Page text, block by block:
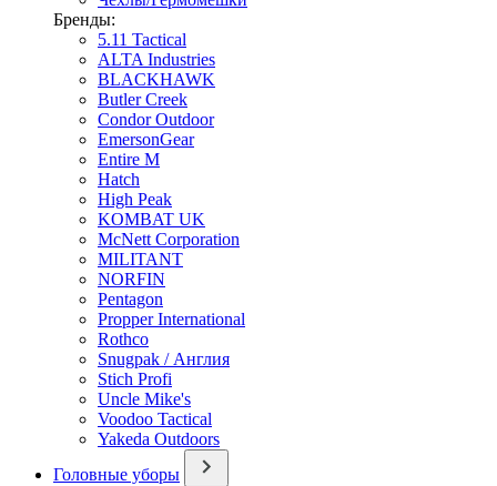
Бренды:
5.11 Tactical
ALTA Industries
BLACKHAWK
Butler Creek
Condor Outdoor
EmersonGear
Entire M
Hatch
High Peak
KOMBAT UK
McNett Corporation
MILITANT
NORFIN
Pentagon
Propper International
Rothco
Snugpak / Англия
Stich Profi
Uncle Mike's
Voodoo Tactical
Yakeda Outdoors
Головные уборы